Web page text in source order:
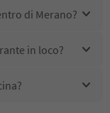
di Merano?
in loco?